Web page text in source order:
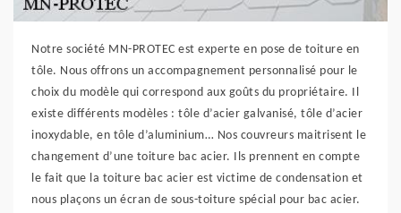
Notre société MN-PROTEC est experte en pose de toiture en
tôle. Nous offrons un accompagnement personnalisé pour le
choix du modèle qui correspond aux goûts du propriétaire. Il
existe différents modèles : tôle d’acier galvanisé, tôle d’acier
inoxydable, en tôle d’aluminium… Nos couvreurs maitrisent le
changement d’une toiture bac acier. Ils prennent en compte
le fait que la toiture bac acier est victime de condensation et
nous plaçons un écran de sous-toiture spécial pour bac acier.